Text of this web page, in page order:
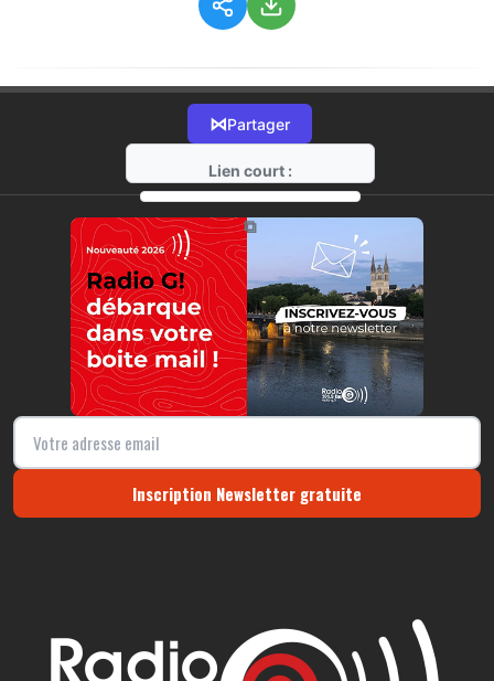
⋈Partager
Lien court :
https://radio-g.fr?18523
⧉
Inscription Newsletter gratuite